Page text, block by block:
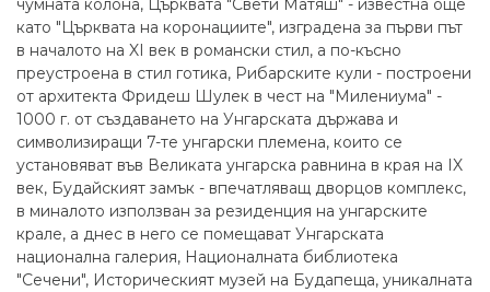
чумната колона, Църквата "Свети Матяш" - известна още
като "Църквата на коронациите", изградена за първи път
в началото на XI век в романски стил, а по-късно
преустроена в стил готика, Рибарските кули - построени
от архитекта Фридеш Шулек в чест на "Милениума" -
1000 г. от създаването на Унгарската държава и
символизиращи 7-те унгарски племена, които се
установяват във Великата унгарска равнина в края на IX
век, Будайският замък - впечатляващ дворцов комплекс,
в миналото използван за резиденция на унгарските
крале, а днес в него се помещават Унгарската
национална галерия, Националната библиотека
"Сечени", Историческият музей на Будапеща, уникалната